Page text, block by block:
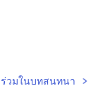
ร่วมในบทสนทนา